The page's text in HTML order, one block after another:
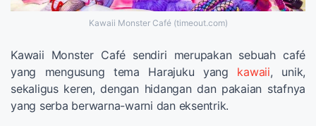
Kawaii Monster Café (timeout.com)
Kawaii Monster Café sendiri merupakan sebuah café
yang mengusung tema Harajuku yang kawaii, unik,
sekaligus keren, dengan hidangan dan pakaian stafnya
yang serba berwarna-warni dan eksentrik.